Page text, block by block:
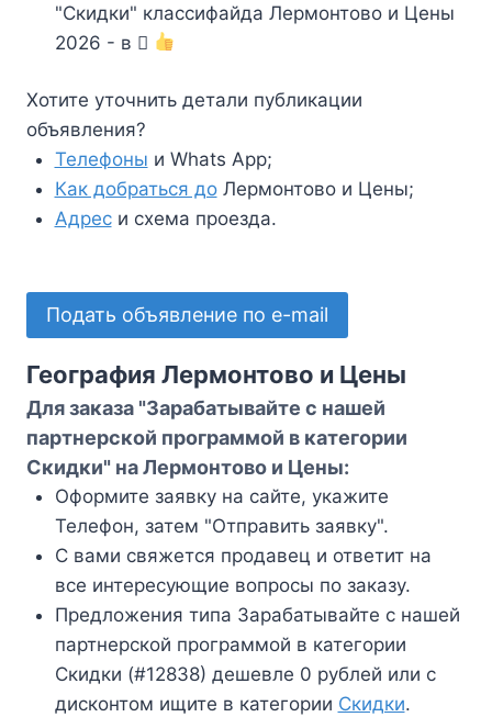
"Скидки" классифайда Лермонтово и Цены
2026 - в
Хотите уточнить детали публикации
объявления?
Телефоны и Whats App;
Как добраться доЛермонтово и Цены;
Адреси схема проезда.
Подать объявление по e-mail
География Лермонтово и Цены
Для заказа "Зарабатывайте с нашей
партнерской программой в категории
Скидки" на Лермонтово и Цены:
Оформите заявку на сайте, укажите
Телефон, затем "Отправить заявку".
С вами свяжется продавец и ответит на
все интересующие вопросы по заказу.
Предложения типа Зарабатывайте с нашей
партнерской программой в категории
Скидки (#12838) дешевле 0 рублей или с
дисконтом ищите в категории Скидки.